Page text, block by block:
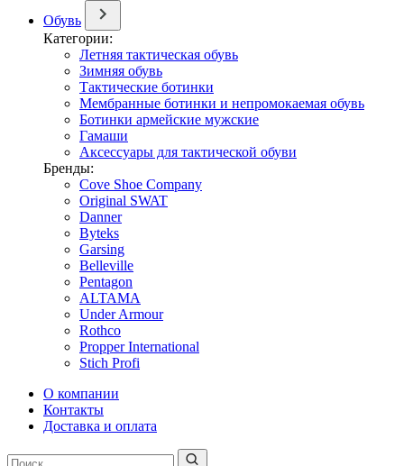
Обувь
Категории:
Летняя тактическая обувь
Зимняя обувь
Тактические ботинки
Мембранные ботинки и непромокаемая обувь
Ботинки армейские мужские
Гамаши
Аксессуары для тактической обуви
Бренды:
Cove Shoe Company
Original SWAT
Danner
Byteks
Garsing
Belleville
Pentagon
ALTAMA
Under Armour
Rothco
Propper International
Stich Profi
О компании
Контакты
Доставка и оплата